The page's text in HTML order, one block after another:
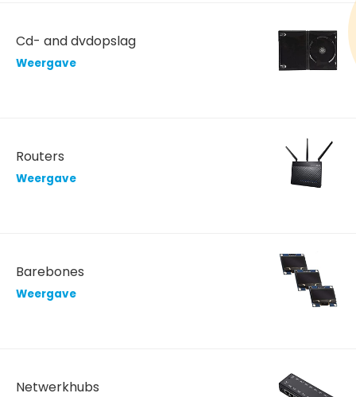
Cd- and dvdopslag
Weergave
Routers
Weergave
Barebones
Weergave
Netwerkhubs